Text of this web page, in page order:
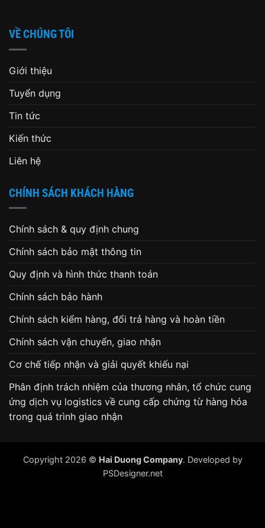
VỀ CHÚNG TÔI
Giới thiệu
Tuyển dụng
Tin tức
Kiến thức
Liên hệ
CHÍNH SÁCH KHÁCH HÀNG
Chính sách & quy định chung
Chính sách bảo mật thông tin
Quy định và hình thức thanh toán
Chính sách bảo hành
Chính sách kiểm hàng, đổi trả hàng và hoàn tiền
Chính sách vận chuyển, giao nhận
Cơ chế tiếp nhận và giải quyết khiếu nại
Phân định trách nhiệm của thương nhân, tổ chức cung
ứng dịch vụ logistics về cung cấp chứng từ hàng hóa
trong quá trình giao nhận
Copyright 2026 © Hai Duong Company. Developed by
PSDesigner.net